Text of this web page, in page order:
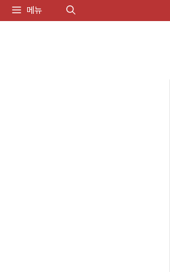
메뉴